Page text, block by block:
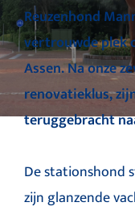
Reuzenhond
vertrouwde plek
Assen. Na onze
renovatieklus,
teruggebracht
De stationshond
zijn glanzende